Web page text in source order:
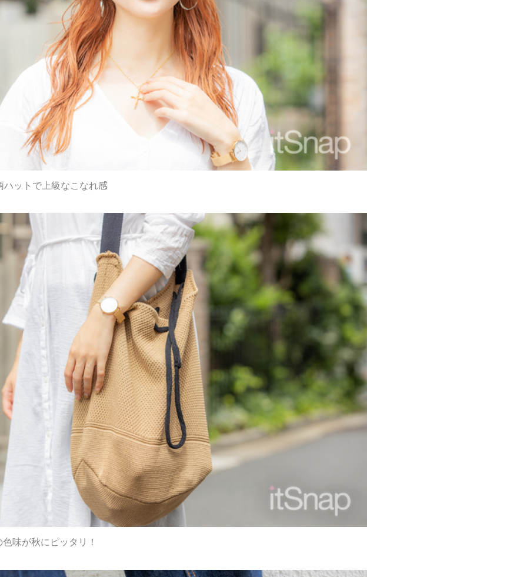
ットで上級なこなれ感
味が秋にピッタリ！